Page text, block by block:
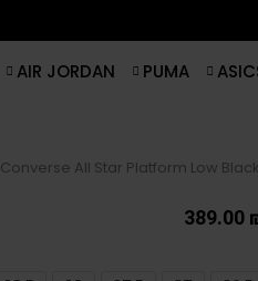
PUMA
AIR JORDAN
Converse All Star Platform Low Black
389.00